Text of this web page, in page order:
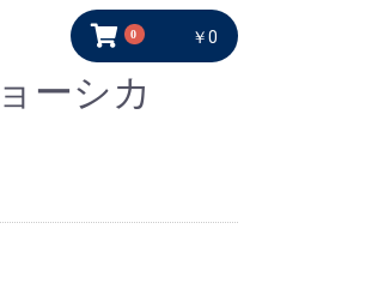
0 ￥0
ーシカ